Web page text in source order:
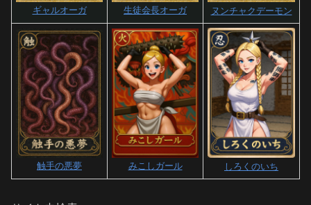
ギャルオーガ 生徒会長オーガ ヌンチャクデーモン
触手の悪夢 みこしガール しろくのいち